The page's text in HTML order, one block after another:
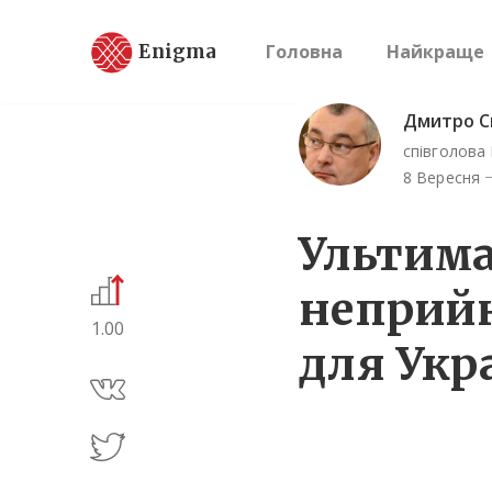
Enigma Головна Найкраще
1.00
Дмитро
8 Вересня
для